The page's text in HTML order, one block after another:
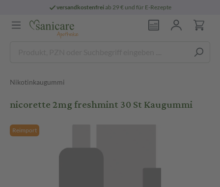
versandkostenfreiab 29 € und für E-Rezepte
Nikotinkaugummi
nicorette 2mg freshmint 30 St Kaugummi
Reimport